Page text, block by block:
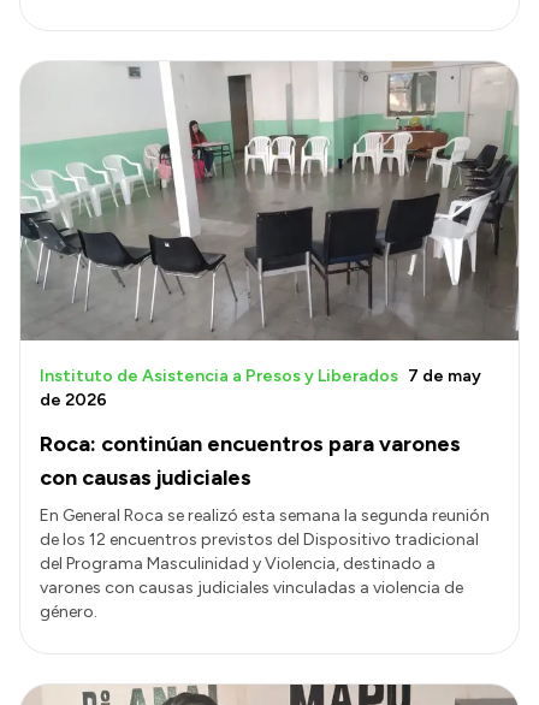
Roca: continúan encuentros para varones
con causas judiciales
Instituto de Asistencia a Presos y Liberados 7 de may
de 2026
En General Roca se realizó esta semana la segunda reunión
de los 12 encuentros previstos del Dispositivo tradicional
del Programa Masculinidad y Violencia, destinado a
varones con causas judiciales vinculadas a violencia de
género.